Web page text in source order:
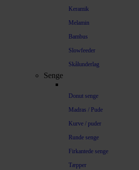
Keramik
Melamin
Bambus
Slowfeeder
Skålunderlag
Senge
Donut senge
Madras / Pude
Kurve / puder
Runde senge
Firkantede senge
Tæpper